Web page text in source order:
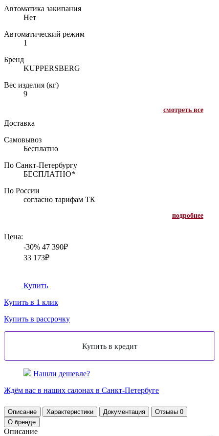
Автоматика закипания
Нет
Автоматический режим
1
Бренд
KUPPERSBERG
Вес изделия (кг)
9
смотреть все
Доставка
Самовывоз
Бесплатно
По Санкт-Петербургу
БЕСПЛАТНО*
По России
согласно тарифам ТК
подробнее
Цена:
-30% 47 390₽
33 173₽
Купить
Купить в 1 клик
Купить в рассрочку
Нашли дешевле?
Ждём вас в наших салонах в Санкт-Петербуге
Описание Характеристики Документация Отзывы 0
О бренде
Описание